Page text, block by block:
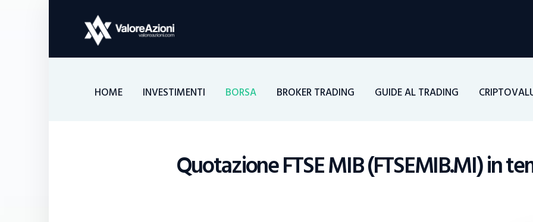
HOME INVESTIMENTI BORSA BROKER TRADING GUIDE AL TRADING
Quotazione FTSE MIB (FTSEMIB.MI) in
Home
Investimenti
BROKER TRADING